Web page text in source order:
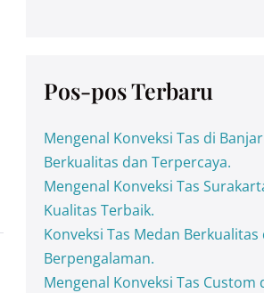
Pos-pos Terbaru
Mengenal Konveksi Tas di
Berkualitas dan Terpercaya.
Mengenal Konveksi Tas
Kualitas Terbaik.
Konveksi Tas Medan Berkualitas
Berpengalaman.
Mengenal Konveksi Tas Custom